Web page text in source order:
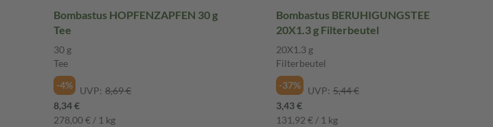
Bombastus HOPFENZAPFEN 30 g
Tee
30 g
Tee
-4%
UVP: 8,69 €
8,34 €
278,00 € / 1 kg
Bombastus BERUHIGUNGSTEE
20X1.3 g Filterbeutel
20X1.3 g
Filterbeutel
-37%
UVP: 5,44 €
3,43 €
131,92 € / 1 kg